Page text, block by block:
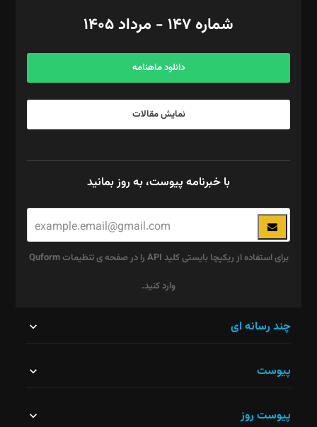
آگهی و مشترکین: ۰۹۱۹۹۹۹۰۴۵۴
شماره ۱۴۷ - مرداد ۱۴۰۵
دانلود ماهنامه
نمایش مقالات
با خبرنامه پیوست، به روز بمانید
برای استفاده از ریکپچا بایستی کلید API را در صفحه ی تنظیمات Quform
وارد کنید.
نباید
چند رسانه ای
پیوست
پیوست روز